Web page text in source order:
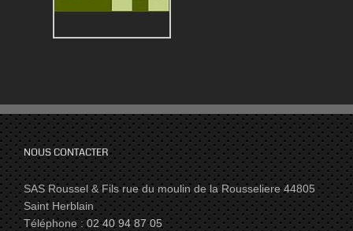
NOUS CONTACTER
SAS Roussel & Fils rue du moulin de la Rousseliere 44805
Saint Herblain
Téléphone :02 40 94 87 05